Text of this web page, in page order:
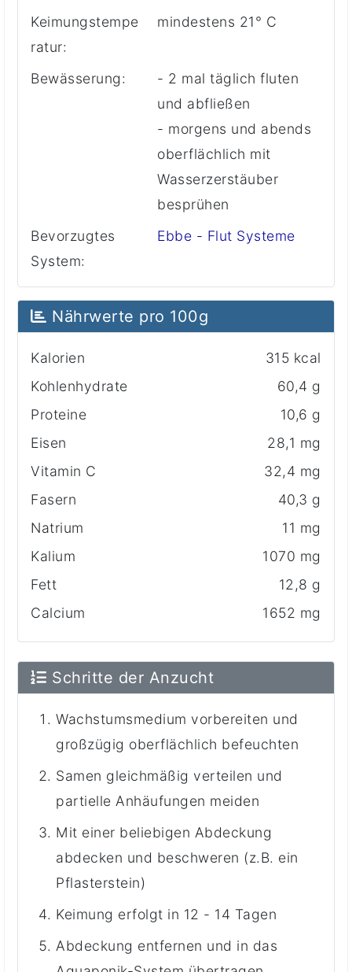
Keimungstempe
ratur:
mindestens 21° C
Bewässerung:
- 2 mal täglich fluten
und abfließen
- morgens und abends
oberflächlich mit
Wasserzerstäuber
besprühen
Bevorzugtes
System:
Ebbe - Flut Systeme
Nährwerte pro 100g
Kalorien
315 kcal
Kohlenhydrate
60,4 g
Proteine
10,6 g
Eisen
28,1 mg
Vitamin C
32,4 mg
Fasern
40,3 g
Natrium
11 mg
Kalium
1070 mg
Fett
12,8 g
Calcium
1652 mg
Schritte der Anzucht
Wachstumsmedium vorbereiten und
großzügig oberflächlich befeuchten
Samen gleichmäßig verteilen und
partielle Anhäufungen meiden
Mit einer beliebigen Abdeckung
abdecken und beschweren (z.B. ein
Pflasterstein)
Keimung erfolgt in 12 - 14 Tagen
Abdeckung entfernen und in das